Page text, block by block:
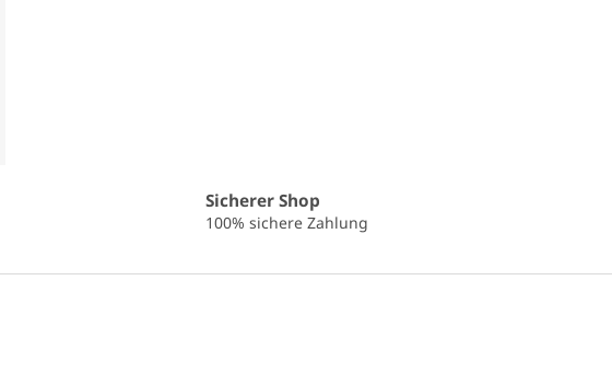
Sicherer Shop
100% sichere Zahlung